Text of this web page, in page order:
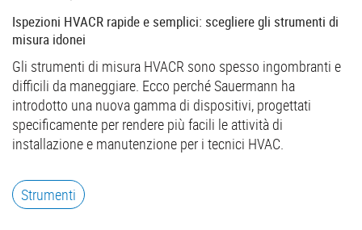
Ispezioni HVACR rapide e semplici: scegliere gli strumenti di
misura idonei
Gli strumenti di misura HVACR sono spesso ingombranti e
difficili da maneggiare. Ecco perché Sauermann ha
introdotto una nuova gamma di dispositivi, progettati
specificamente per rendere più facili le attività di
installazione e manutenzione per i tecnici HVAC.
Strumenti